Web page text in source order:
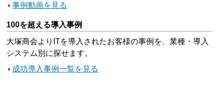
事例動画を見る
100を超える導入事例
大塚商会よりITを導入されたお客様の事例を、業種・導入
システム別に探せます。
成功導入事例一覧を見る